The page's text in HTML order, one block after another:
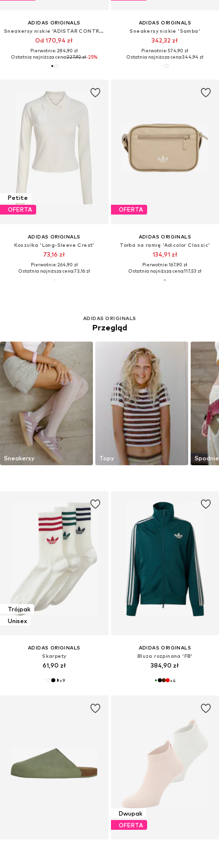
ADIDAS ORIGINALS
Sneakersy niskie 'ADISTAR CONTROL 5 W'
Od 170,94 zł
Pierwotnie: 284,90 zł
Ostatnia najniższa cena:227,92 zł-25%
ADIDAS ORIGINALS
Sneakersy niskie 'Samba'
342,32 zł
Pierwotnie: 574,90 zł
Ostatnia najniższa cena:344,94 zł
Petite
OFERTA
ADIDAS ORIGINALS
Koszulka 'Long-Sleeve Crest'
73,16 zł
Pierwotnie: 264,90 zł
Ostatnia najniższa cena:73,16 zł
OFERTA
ADIDAS ORIGINALS
Torba na ramię 'Adicolor Classic'
134,91 zł
Pierwotnie: 167,90 zł
Ostatnia najniższa cena:117,53 zł
ADIDAS ORIGINALS
Przegląd
Sneakersy Topy Spodnie
Trójpak
Unisex
ADIDAS ORIGINALS
Skarpety
61,90 zł
+9
ADIDAS ORIGINALS
Bluza rozpinana 'FB'
384,90 zł
+4
Dwupak
OFERTA